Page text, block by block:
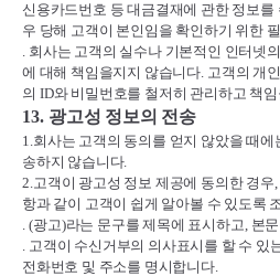
신용카드번호 등 대금결재에 관한 정보
우 당해 고객이 본인임을 확인하기 위한
. 회사는 고객의 실수나 기본적인 인터넷
에 대해 책임을지지 않습니다. 고객의 개
의 ID와 비밀번호를 철저히 관리하고 책
13. 광고성 정보의 전송
1.회사는 고객의 동의를 얻지 않았을 때
송하지 않습니다.
2.고객이 광고성 정보 제공에 동의한 경우,
항과 같이 고객이 쉽게 알아볼 수 있도록
. (광고)라는 문구를 제목에 표시하고, 본
. 고객이 수신거부의 의사표시를 할 수 있
전화번호 및 주소를 명시합니다.